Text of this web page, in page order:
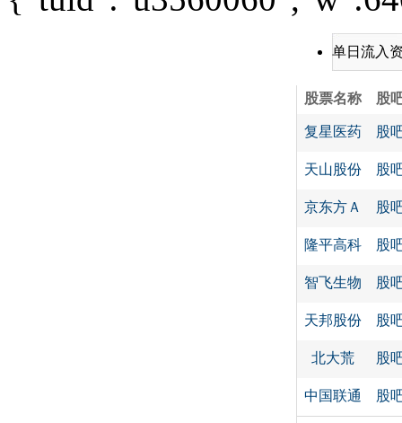
单日流入
股票名称 股
复星医药 股
天山股份 股
京东方Ａ 股
隆平高科 股
智飞生物 股
天邦股份 股
北大荒 股
中国联通 股